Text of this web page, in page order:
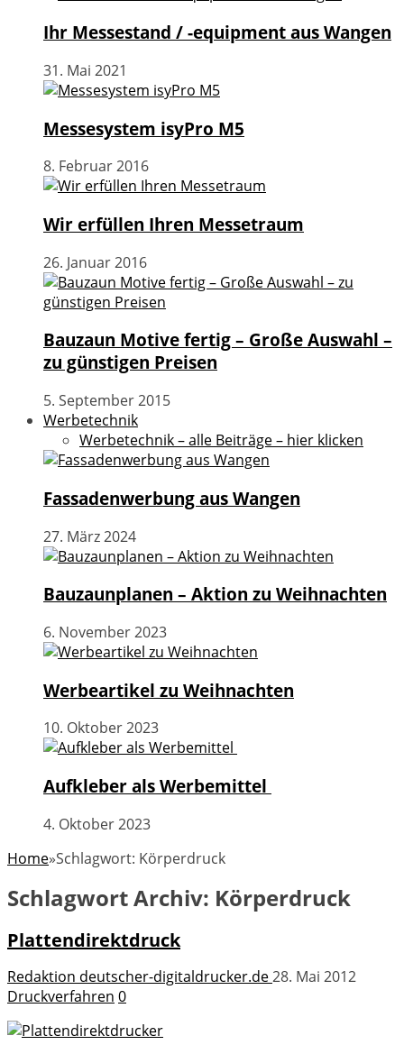
Ihr Messestand / -equipment aus Wangen
31. Mai 2021
Messesystem isyPro M5
8. Februar 2016
Wir erfüllen Ihren Messetraum
26. Januar 2016
Bauzaun Motive fertig – Große Auswahl –
zu günstigen Preisen
5. September 2015
Werbetechnik
Werbetechnik – alle Beiträge – hier klicken
Fassadenwerbung aus Wangen
27. März 2024
Bauzaunplanen – Aktion zu Weihnachten
6. November 2023
Werbeartikel zu Weihnachten
10. Oktober 2023
Aufkleber als Werbemittel
4. Oktober 2023
Home»Schlagwort: Körperdruck
Schlagwort Archiv: Körperdruck
Plattendirektdruck
Redaktion deutscher-digitaldrucker.de28. Mai 2012
Druckverfahren 0